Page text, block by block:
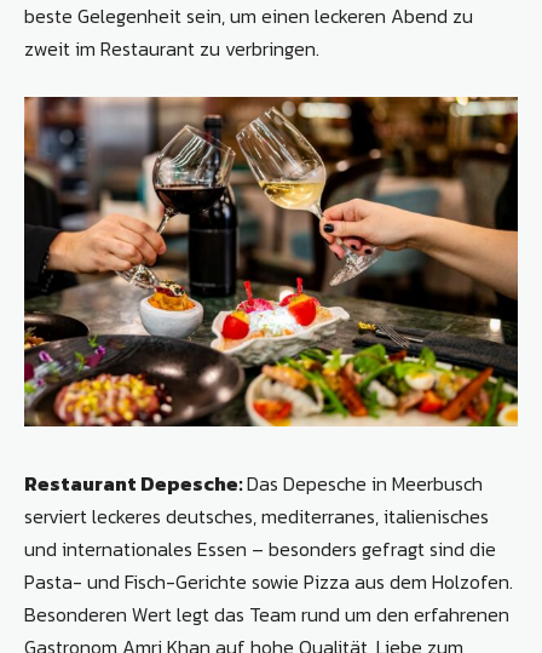
beste Gelegenheit sein, um einen leckeren Abend zu
zweit im Restaurant zu verbringen.
Restaurant Depesche:Das Depesche in Meerbusch
serviert leckeres deutsches, mediterranes, italienisches
und internationales Essen – besonders gefragt sind die
Pasta- und Fisch-Gerichte sowie Pizza aus dem Holzofen.
Besonderen Wert legt das Team rund um den erfahrenen
Gastronom Amri Khan auf hohe Qualität, Liebe zum